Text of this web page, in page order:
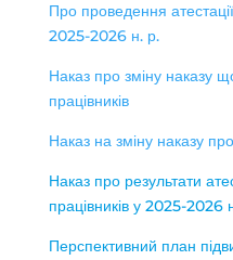
Про проведення
2025-2026 н. р.
Наказ про зміну наказу
працівників
Наказ на зміну наказу
Наказ про результати
працівників у 2025-2026
Перспективний план